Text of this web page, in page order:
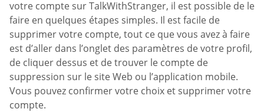
votre compte sur TalkWithStranger, il est possible de le
faire en quelques étapes simples. Il est facile de
supprimer votre compte, tout ce que vous avez à faire
est d’aller dans l’onglet des paramètres de votre profil,
de cliquer dessus et de trouver le compte de
suppression sur le site Web ou l’application mobile.
Vous pouvez confirmer votre choix et supprimer votre
compte.